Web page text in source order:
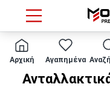
Αρχική Αγαπημένα
Μάρκα/